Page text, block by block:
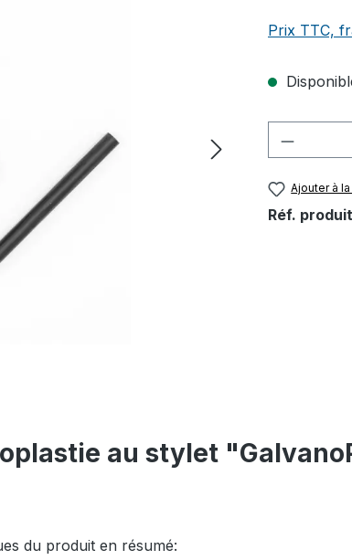
Prix TTC,
Ajouter à
Réf.
au stylet
du produit en résumé: